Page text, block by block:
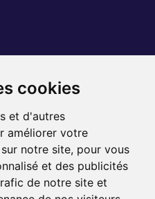
cookies
et d'autres
améliorer votre
notre site, pour vous
et des publicités
de notre site et